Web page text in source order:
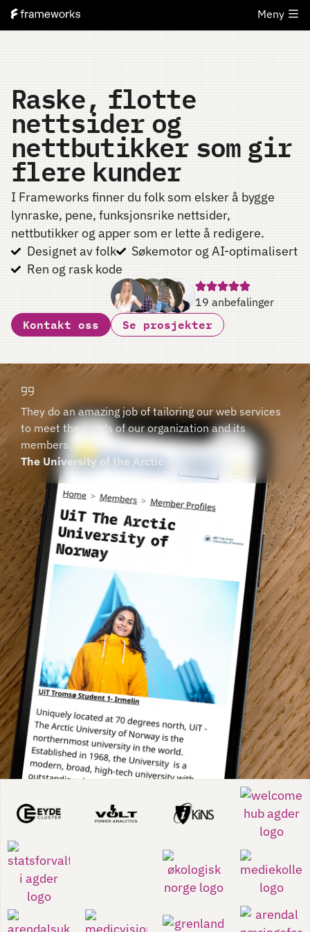
Meny
Raske, flotte
nettsider og
nettbutikker som gir
flere kunder
I Frameworks finner du folk som elsker å bygge
lynraske, pene, funksjonsrike nettsider,
nettbutikker og apper som er lette å redigere.
Designet av folk
Søkemotor og AI-optimalisert
Ren og rask kode
19 anbefalinger
Kontakt oss Se prosjekter
They do an amazing job of tailoring our web services
to meet the needs of our organization and its
members.
The University of the Arctic